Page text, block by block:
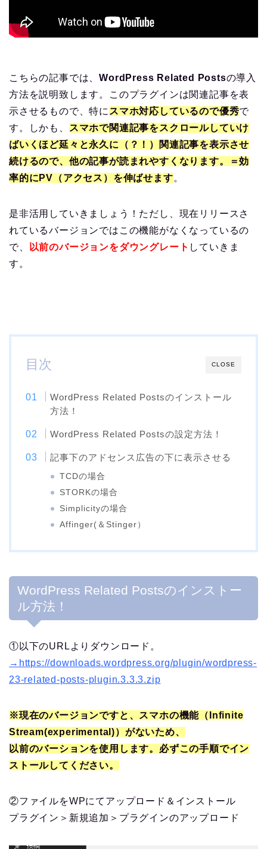
こちらの記事では、WordPress Related Postsの導入
方法を説明致します。このプラグインは関連記事を表
示させるもので、特に スマホ対応しているので優秀で
す。しかも、
スマホで関連記事をスクロールしていけ
ばいくほど延々と永久に（？！）関連記事を表示させ
続けるので、他の記事が読まれやすくなります。＝効
率的にPV（アクセス）を伸ばせます。
是非活用していきましょう！ただし、現在リリースさ
れているバージョンではこの機能がなくなっているの
で、
以前のバージョンをダウングレート していきま
す。
CLOSE
目次
WordPress Related Postsのインストール
方法！
WordPress Related Postsの設定方法！
記事下のアドセンス広告の下に表示させる
TCDの場合
STORKの場合
Simplicityの場合
Affinger(＆Stinger）
WordPress Related Postsのインストー
ル方法！
①以下のURLよりダウンロード。
→https://downloads.wordpress.org/plugin/wordpress-
23-related-posts-plugin.3.3.3.zip
※現在のバージョンですと、スマホの機能（Infinite
Stream(experimental)）がないため、
以前のバーションを使用します。必ずこの手順でイン
ストールしてください。
②ファイルをWPにてアップロード＆インストール
プラグイン＞新規追加＞プラグインのアップロード